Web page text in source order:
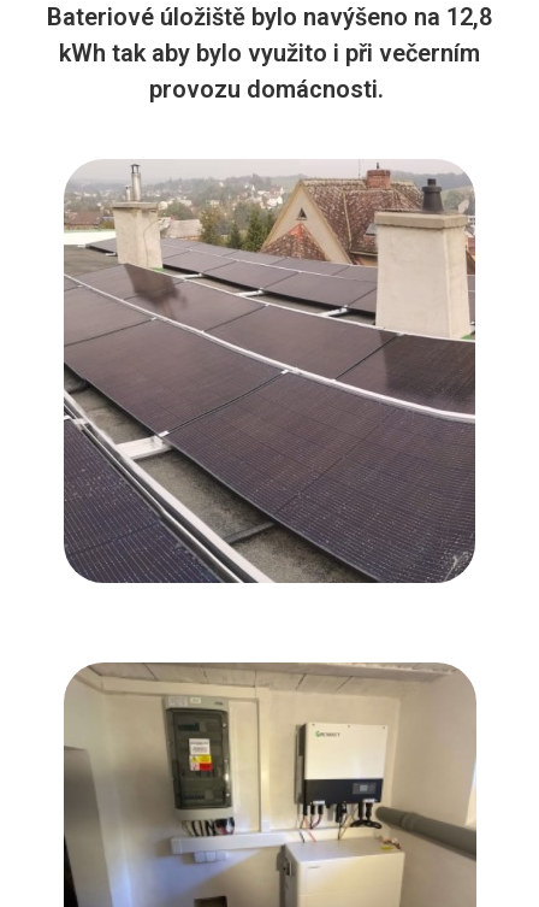
Bateriové úložiště bylo navýšeno na 12,8
kWh tak aby bylo využito i při večerním
provozu domácnosti.